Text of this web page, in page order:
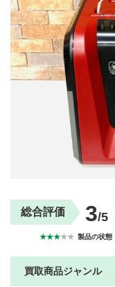
運営会社
取り組み
梱包
ガイド
総合評価 3/5
★★★★★ 製品の状態
買取商品ジャンル